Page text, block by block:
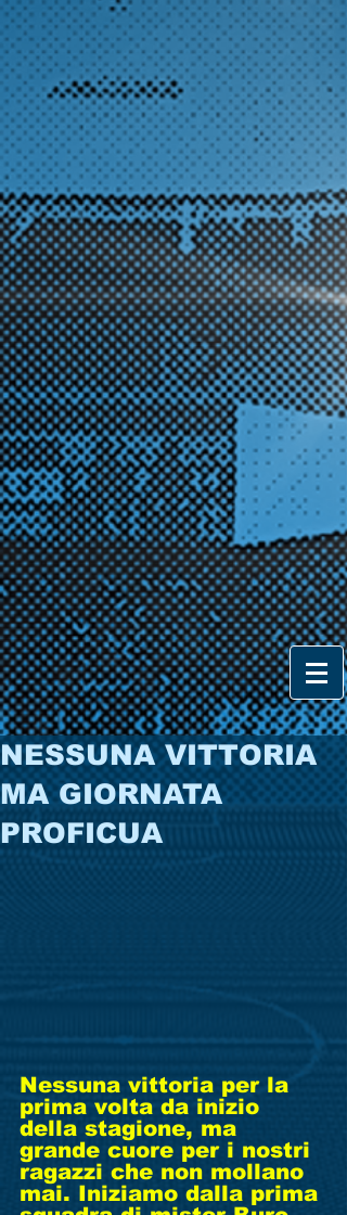
NESSUNA VITTORIA
MA GIORNATA
PROFICUA
Nessuna vittoria per la
prima volta da inizio
della stagione, ma
grande cuore per i nostri
ragazzi che non mollano
mai. Iniziamo dalla prima